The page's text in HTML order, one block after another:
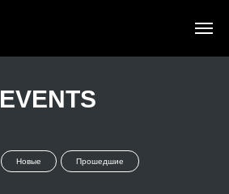
EVENTS
Новые Прошедшие